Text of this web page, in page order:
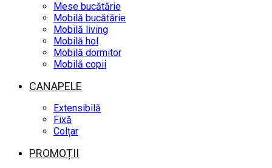
Mese bucătărie
Mobilă bucătărie
Mobilă living
Mobilă hol
Mobilă dormitor
Mobilă copii
CANAPELE
Extensibilă
Fixă
Colțar
PROMOȚII